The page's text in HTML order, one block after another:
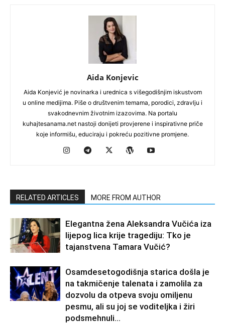
Aida Konjevic
Aida Konjević je novinarka i urednica s višegodišnjim iskustvom
u online medijima. Piše o društvenim temama, porodici, zdravlju i
svakodnevnim životnim izazovima. Na portalu
kuhajtesanama.net nastoji donijeti provjerene i inspirativne priče
koje informišu, educiraju i pokreću pozitivne promjene.
RELATED ARTICLES MORE FROM AUTHOR
Elegantna žena Aleksandra Vučića iza
lijepog lica krije tragediju: Tko je
tajanstvena Tamara Vučić?
Osamdesetogodišnja starica došla je
na takmičenje talenata i zamolila za
dozvolu da otpeva svoju omiljenu
pesmu, ali su joj se voditeljka i žiri
podsmehnuli...